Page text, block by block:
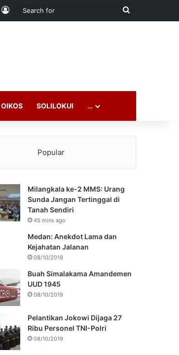
Log In
Search
OIKOS SOLILOKUI …
Popular
Milangkala ke-2 MMS: Urang
Sunda Jangan Tertinggal di
Tanah Sendiri
45 mins ago
Medan: Anekdot Lama dan
Kejahatan Jalanan
08/10/2019
Buah Simalakama Amandemen
UUD 1945
08/10/2019
Pelantikan Jokowi Dijaga 27
Ribu Personel TNI-Polri
08/10/2019